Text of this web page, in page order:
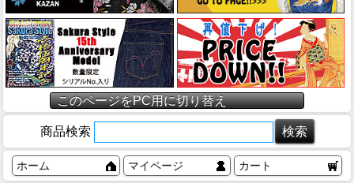
このページをPC用に切り替え
商品検索
ホーム マイページ カート